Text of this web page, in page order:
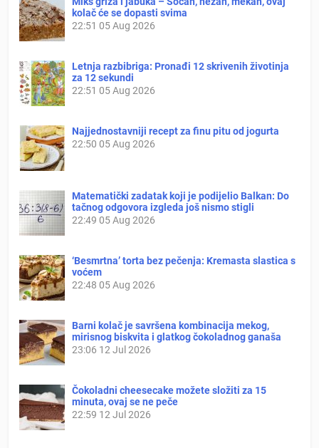
kolač će se dopasti svima
22:51 05 Aug 2026
Letnja razbibriga: Pronađi 12 skrivenih životinja
za 12 sekundi
22:51 05 Aug 2026
Najjednostavniji recept za finu pitu od jogurta
22:50 05 Aug 2026
Matematički zadatak koji je podijelio Balkan: Do
tačnog odgovora izgleda još nismo stigli
22:49 05 Aug 2026
‘Besmrtna’ torta bez pečenja: Kremasta slastica s
voćem
22:48 05 Aug 2026
Barni kolač je savršena kombinacija mekog,
mirisnog biskvita i glatkog čokoladnog ganaša
23:06 12 Jul 2026
Čokoladni cheesecake možete složiti za 15
minuta, ovaj se ne peče
22:59 12 Jul 2026